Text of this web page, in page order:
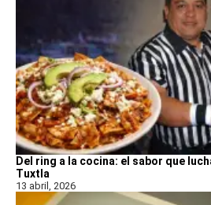
Del ring a la cocina: el sabor que
Tuxtla
13 abril, 2026